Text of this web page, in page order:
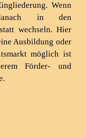
Wenn
in den
wechseln. Hier
Ausbildung oder
möglich ist
Förder- und